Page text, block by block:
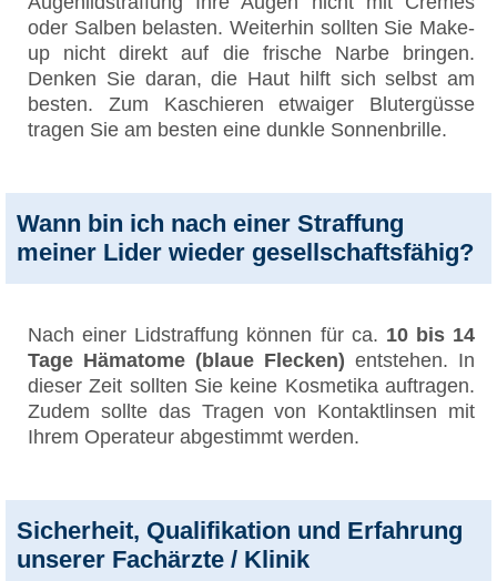
oder Salben belasten. Weiterhin sollten Sie Make-
up nicht direkt auf die frische Narbe bringen.
Denken Sie daran, die Haut hilft sich selbst am
besten. Zum Kaschieren etwaiger Blutergüsse
tragen Sie am besten eine dunkle Sonnenbrille.
Wann bin ich nach einer Straffung
meiner Lider wieder gesellschaftsfähig?
Nach einer Lidstraffung können für ca. 10 bis 14
Tage Hämatome (blaue Flecken) entstehen. In
dieser Zeit sollten Sie keine Kosmetika auftragen.
Zudem sollte das Tragen von Kontaktlinsen mit
Ihrem Operateur abgestimmt werden.
Sicherheit, Qualifikation und Erfahrung
unserer Fachärzte / Klinik